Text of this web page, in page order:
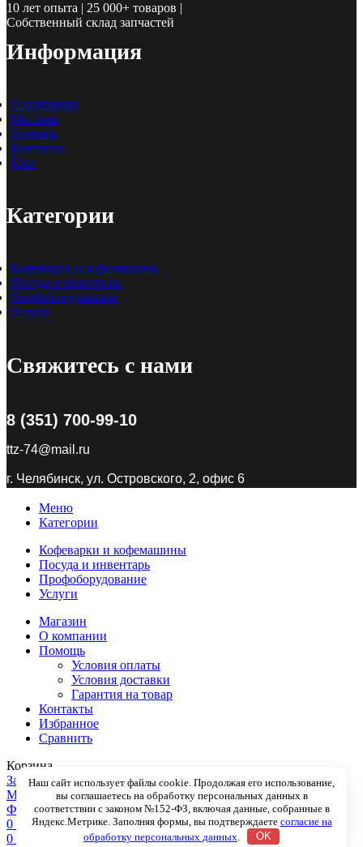
10 лет опыта | 25 000+ товаров |
Собственный склад запчастей
Информация
О компании
Магазин
Помощь
Контакты
Блог
Категории
Кофеварки и кофемашины
Посуда и инвентарь
Профоборудование
Услуги
Свяжитесь с нами
8 (351) 700-99-10
ttz-74@mail.ru
г. Челябинск, ул. Островского, 2, офис 6
Меню
Категории
Кофеварки и кофемашины
Посуда и инвентарь
Профоборудование
Услуги
Магазин
О компании
Помощь
Условия оплаты
Условия доставки
Гарантия на товар
Контакты
Избранное
Сравнить
Корзина
Закрыть
Меню
Фильтры
0
Сравнить
0
Наш сайт использует файлы cookie. Продолжая его использование,
вы соглашаетесь на обработку персональных данных в
соответствии с законом №152-ФЗ, включая данные, собранные в
Яндекс.Метрике. Заполняя формы, вы подтверждаете согласие на
обработку персональных данных
OK